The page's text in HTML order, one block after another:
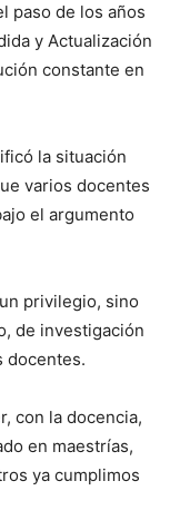
paso de los años
y Actualización
constante en
la situación
varios docentes
el argumento
privilegio, sino
de investigación
docentes.
con la docencia,
en maestrías,
ya cumplimos